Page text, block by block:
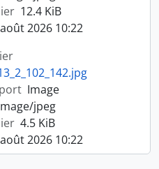
12.4 KiB
2026 10:22
Image
jpeg
4.5 KiB
2026 10:22